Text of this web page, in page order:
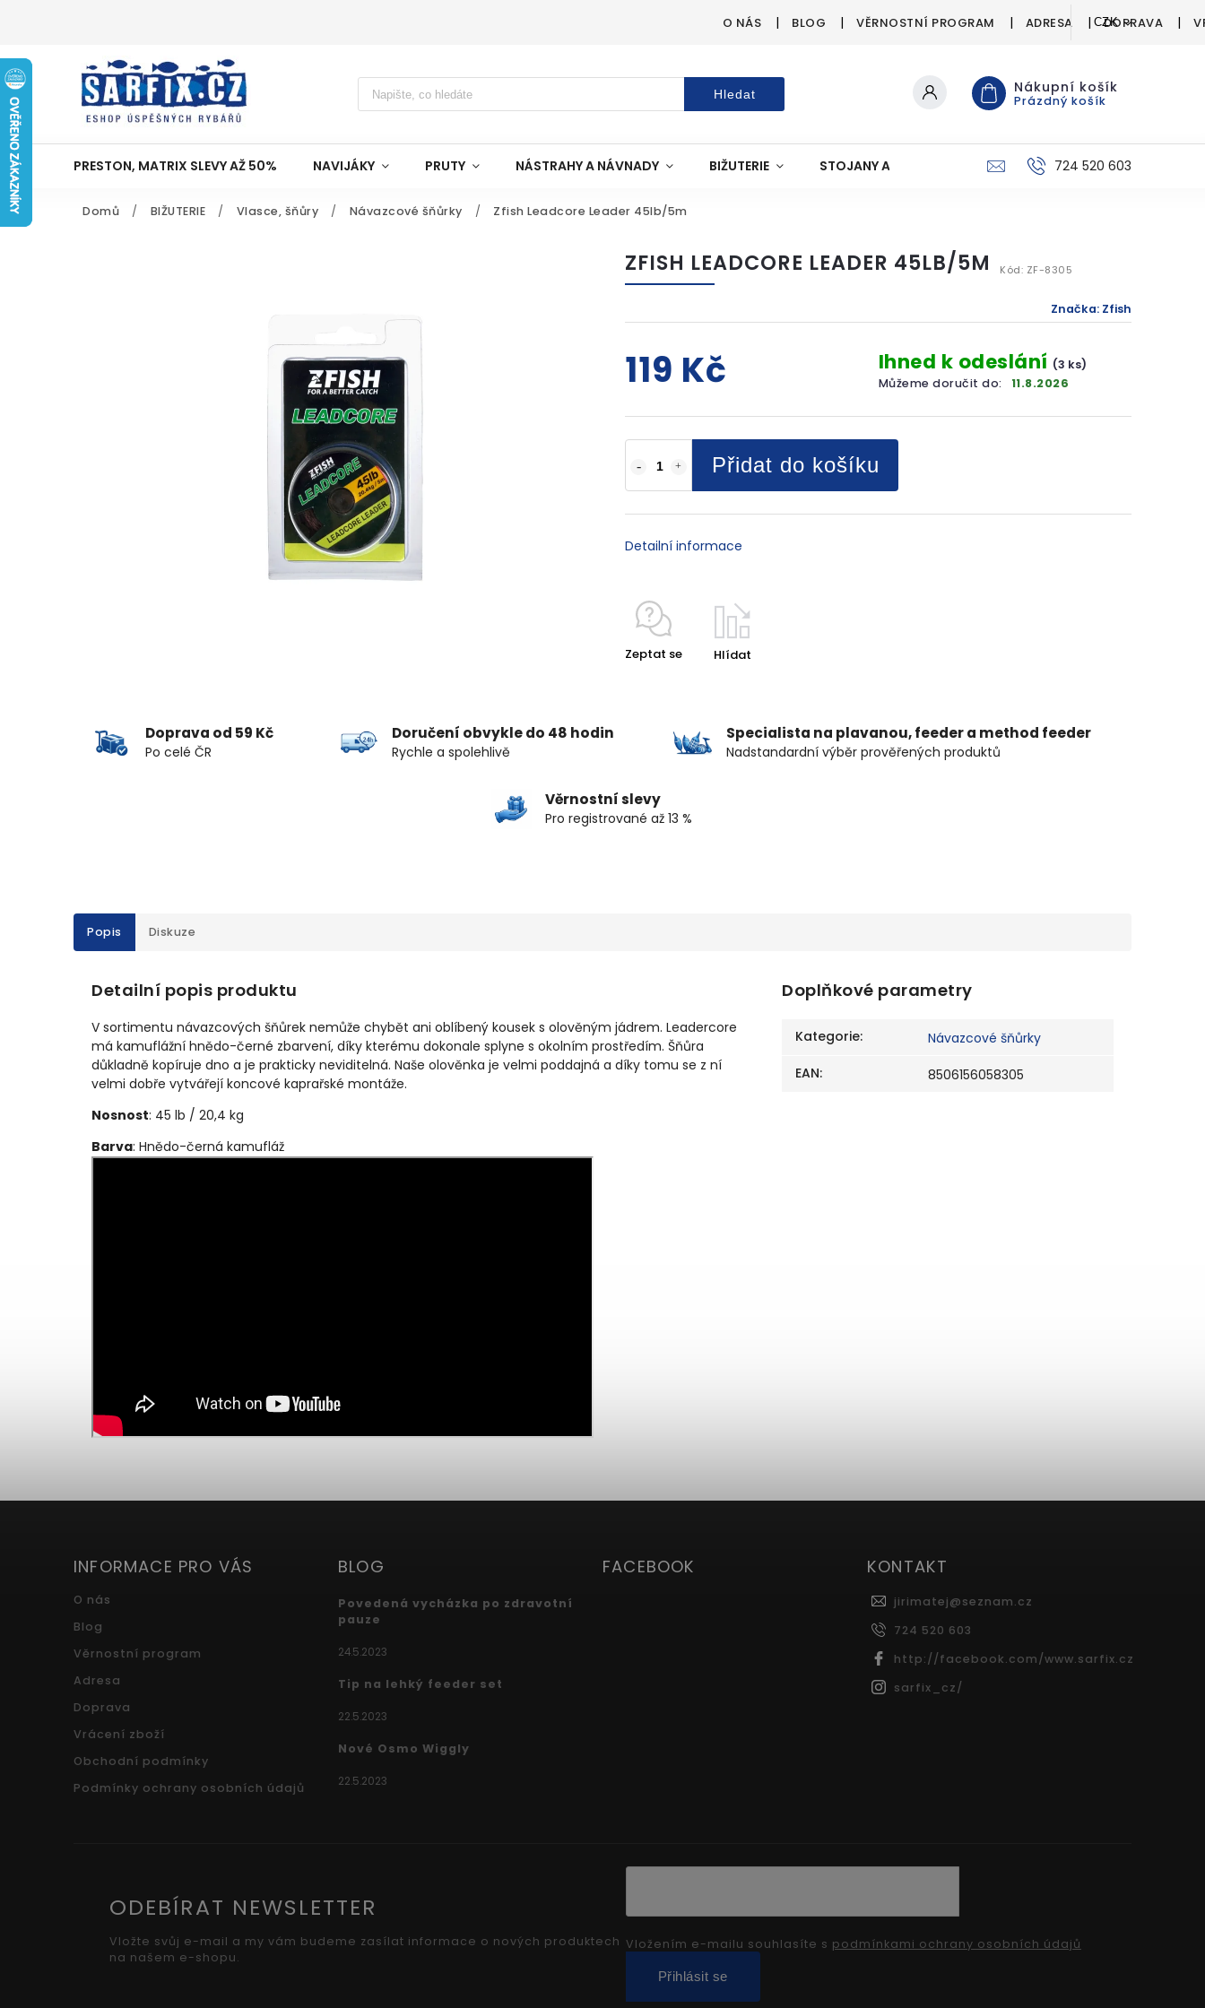
O NÁS BLOG VĚRNOSTNÍ PROGRAM ADRESA DOPRAVA
CZK
Hledat Nákupní košík
Prázdný košík
PRESTON, MATRIX SLEVY AŽ 50% NAVIJÁKY PRUTY NÁSTRAHY A NÁVNADY BIŽUTERIE STOJANY A SIGNALIZÁTORY PÉČE O ÚLOVEK
724 520 603
Domů / BIŽUTERIE / Vlasce, šňůry / Návazcové šňůrky / Zfish Leadcore Leader 45lb/5m
ZFISH LEADCORE LEADER 45LB/5M Kód: ZF-8305
Značka: Zfish
119 Kč Ihned k odeslání (3 ks)
Můžeme doručit do:
11.8.2026
Přidat do košíku
Detailní informace
Zeptat se Hlídat
Doprava od 59 Kč
Po celé ČR
Doručení obvykle do 48 hodin
Rychle a spolehlivě
Specialista na plavanou, feeder a method feeder
Nadstandardní výběr prověřených produktů
Věrnostní slevy
Pro registrované až 13 %
Popis Diskuze
Detailní popis produktu
V sortimentu návazcových šňůrek nemůže chybět ani oblíbený kousek s olověným jádrem. Leadercore
má kamuflážní hnědo-černé zbarvení, díky kterému dokonale splyne s okolním prostředím. Šňůra
důkladně kopíruje dno a je prakticky neviditelná. Naše olověnka je velmi poddajná a díky tomu se z ní
velmi dobře vytvářejí koncové kaprařské montáže.
Nosnost: 45 lb / 20,4 kg
Barva: Hnědo-černá kamufláž
Doplňkové parametry
Kategorie:
Návazcové šňůrky
EAN: 8506156058305
INFORMACE PRO VÁS
O nás
Blog
Věrnostní program
Adresa
Doprava
Vrácení zboží
Obchodní podmínky
Podmínky ochrany osobních údajů
BLOG
Povedená vycházka po zdravotní
pauze
24.5.2023
Tip na lehký feeder set
22.5.2023
Nové Osmo Wiggly
22.5.2023
FACEBOOK KONTAKT
jirimatej@seznam.cz
724 520 603
http://facebook.com/www.sarfix.cz
sarfix_cz/
ODEBÍRAT NEWSLETTER
Vložte svůj e-mail a my vám budeme zasílat informace o nových produktech
na našem e-shopu.
Vložením e-mailu souhlasíte s podmínkami ochrany osobních údajů
Přihlásit se